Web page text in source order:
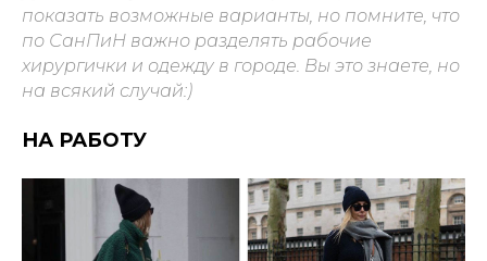
показать возможные варианты, но помните, что
по СанПиН важно разделять рабочие
хирургички и одежду в городе. Вы это знаете, но
на всякий случай:)
НА РАБОТУ